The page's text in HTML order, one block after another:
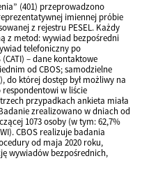
(401) przeprowadzono
imiennej próbie
z rejestru PESEL. Każdy
z metod: wywiad bezpośredni
telefoniczny po
– dane kontaktowe
od CBOS; samodzielne
do której dostęp był możliwy na
w liście
przypadkach ankieta miała
zrealizowano w dniach od
1073 osoby (w tym: 62,7%
CBOS realizuje badania
od maja 2020 roku,
wywiadów bezpośrednich,